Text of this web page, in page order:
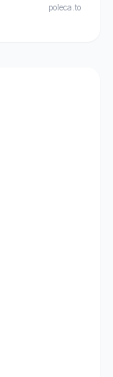
poleca.to